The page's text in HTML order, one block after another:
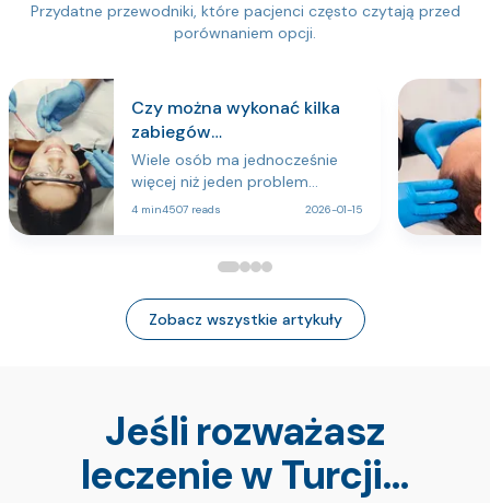
Przydatne przewodniki, które pacjenci często czytają przed
porównaniem opcji.
Czy można wykonać kilka
zabiegów
stomatologicznych
jednocześnie?
Wiele osób ma jednocześnie
więcej niż jeden problem
stomatologiczny i woli
stres. Często można
procedur podczas jednej
wizyty, ale właściwe
wizyty oraz potrzeb związanych
z gojeniem. Dentyści zwykle
najpierw nadają priorytet
pilnym problemom (ból,
4 min4507 reads 2026-01-15
Zobacz wszystkie artykuły
Jeśli rozważasz
leczenie w Turcji…